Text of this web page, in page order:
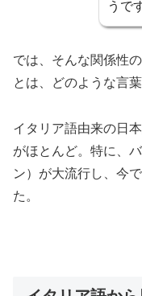
うで
では、そんな関係性
とは、どのような言
イタリア語由来の日本
がほとんど。特に、
ン）が大流行し、今
た。